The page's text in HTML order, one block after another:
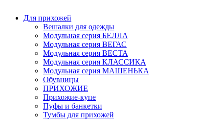
Для прихожей
Вешалки для одежды
Модульная серия БЕЛЛА
Модульная серия ВЕГАС
Модульная серия ВЕСТА
Модульная серия КЛАССИКА
Модульная серия МАШЕНЬКА
Обувницы
ПРИХОЖИЕ
Прихожие-купе
Пуфы и банкетки
Тумбы для прихожей